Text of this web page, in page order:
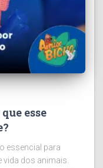
esse
essencial para
vida dos animais.